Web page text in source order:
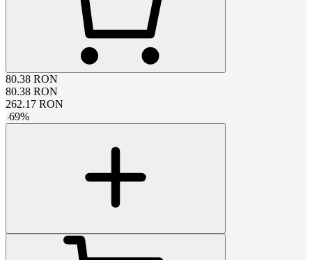
80.38 RON
80.38 RON
262.17 RON
-69%